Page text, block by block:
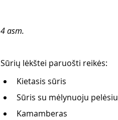
4 asm.
Sūrių lėkštei paruošti reikės:
Kietasis sūris
Sūris su mėlynuoju pelėsiu
Kamamberas